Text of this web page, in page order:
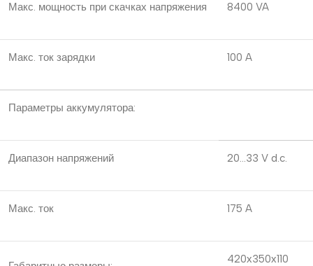
Макс. мощность при скачках напряжения 8400 VA
Макс. ток зарядки 100 A
Параметры аккумулятора:
Диапазон напряжений 20…33 V d.c.
Макс. ток 175 A
420х350х110